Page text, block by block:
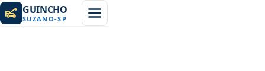
GUINCHO
SUZANO-SP